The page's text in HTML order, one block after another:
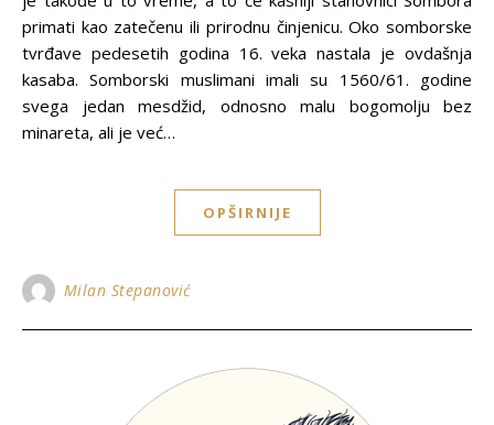
primati kao zatečenu ili prirodnu činjenicu. Oko somborske
tvrđave pedesetih godina 16. veka nastala je ovdašnja
kasaba. Somborski muslimani imali su 1560/61. godine
svega jedan mesdžid, odnosno malu bogomolјu bez
minareta, ali je već…
OPŠIRNIJE
Milan Stepanović